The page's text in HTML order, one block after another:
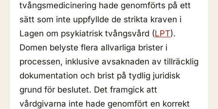
tvångsmedicinering hade genomförts på ett
sätt som inte uppfyllde de strikta kraven i
Lagen om psykiatrisk tvångsvård (LPT).
Domen belyste flera allvarliga brister i
processen, inklusive avsaknaden av tillräcklig
dokumentation och brist på tydlig juridisk
grund för beslutet. Det framgick att
vårdgivarna inte hade genomfört en korrekt